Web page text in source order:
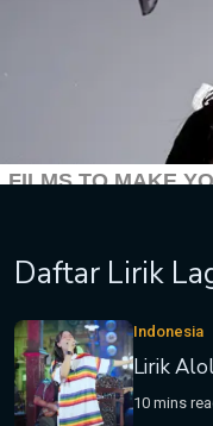
Daftar Lirik
Indonesia
Lirik
10 mins